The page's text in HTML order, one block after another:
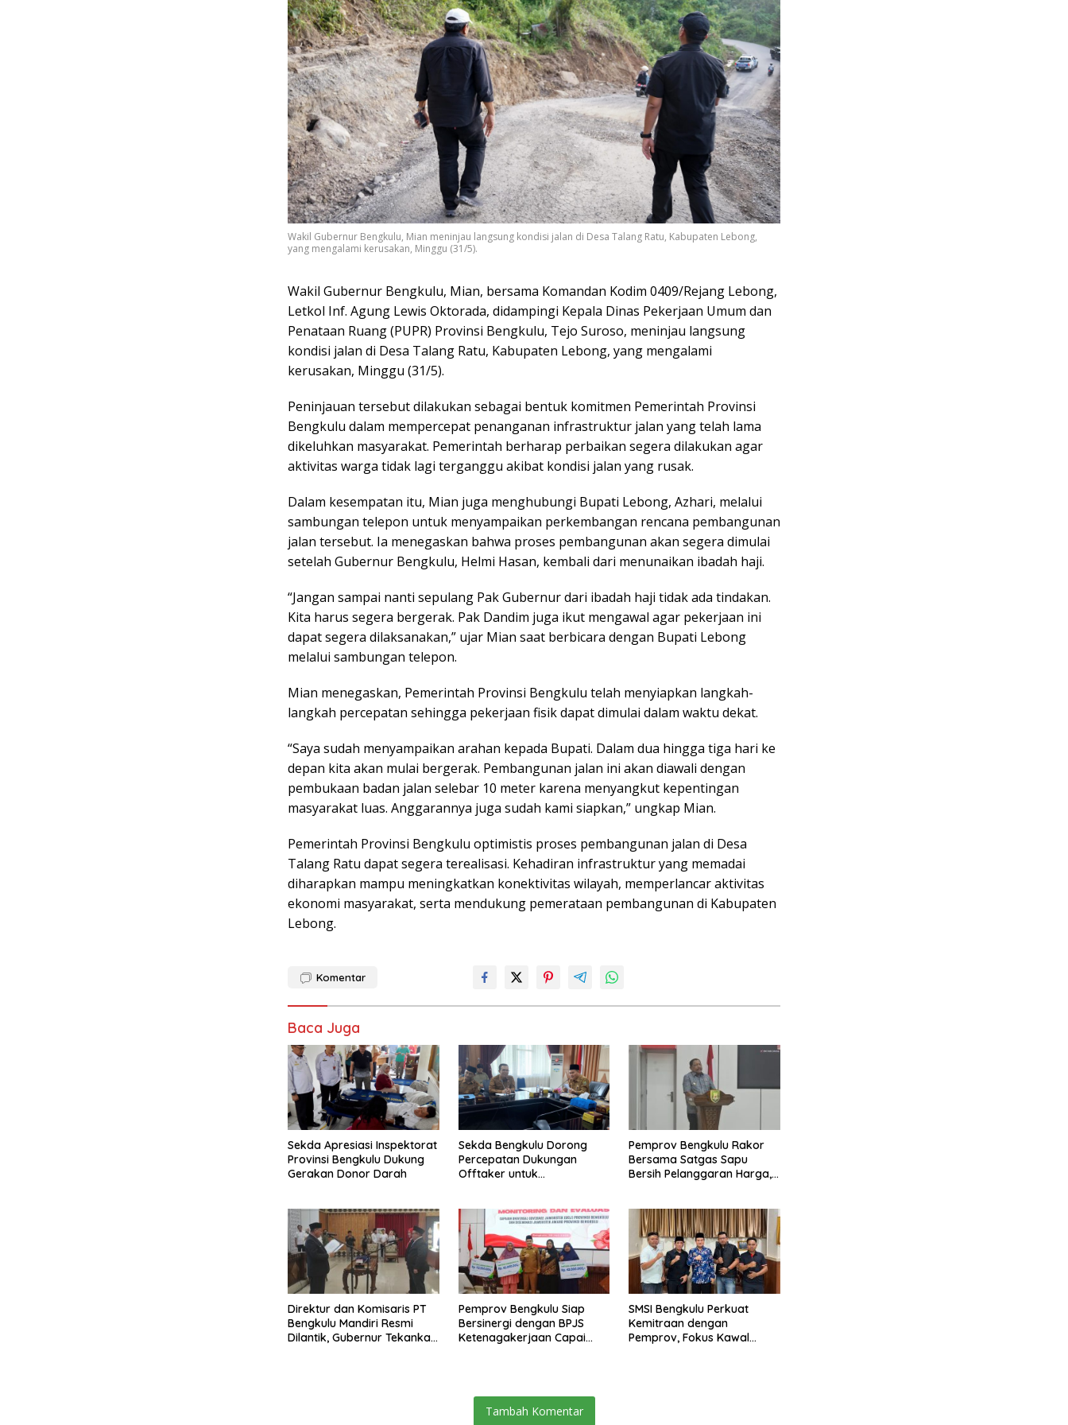
Wakil Gubernur Bengkulu, Mian meninjau langsung kondisi jalan di Desa Talang Ratu, Kabupaten Lebong,
yang mengalami kerusakan, Minggu (31/5).
Wakil Gubernur Bengkulu, Mian, bersama Komandan Kodim 0409/Rejang Lebong,
Letkol Inf. Agung Lewis Oktorada, didampingi Kepala Dinas Pekerjaan Umum dan
Penataan Ruang (PUPR) Provinsi Bengkulu, Tejo Suroso, meninjau langsung
kondisi jalan di Desa Talang Ratu, Kabupaten Lebong, yang mengalami
kerusakan, Minggu (31/5).
Peninjauan tersebut dilakukan sebagai bentuk komitmen Pemerintah Provinsi
Bengkulu dalam mempercepat penanganan infrastruktur jalan yang telah lama
dikeluhkan masyarakat. Pemerintah berharap perbaikan segera dilakukan agar
aktivitas warga tidak lagi terganggu akibat kondisi jalan yang rusak.
Dalam kesempatan itu, Mian juga menghubungi Bupati Lebong, Azhari, melalui
sambungan telepon untuk menyampaikan perkembangan rencana pembangunan
jalan tersebut. Ia menegaskan bahwa proses pembangunan akan segera dimulai
setelah Gubernur Bengkulu, Helmi Hasan, kembali dari menunaikan ibadah haji.
“Jangan sampai nanti sepulang Pak Gubernur dari ibadah haji tidak ada tindakan.
Kita harus segera bergerak. Pak Dandim juga ikut mengawal agar pekerjaan ini
dapat segera dilaksanakan,” ujar Mian saat berbicara dengan Bupati Lebong
melalui sambungan telepon.
Mian menegaskan, Pemerintah Provinsi Bengkulu telah menyiapkan langkah-
langkah percepatan sehingga pekerjaan fisik dapat dimulai dalam waktu dekat.
“Saya sudah menyampaikan arahan kepada Bupati. Dalam dua hingga tiga hari ke
depan kita akan mulai bergerak. Pembangunan jalan ini akan diawali dengan
pembukaan badan jalan selebar 10 meter karena menyangkut kepentingan
masyarakat luas. Anggarannya juga sudah kami siapkan,” ungkap Mian.
Pemerintah Provinsi Bengkulu optimistis proses pembangunan jalan di Desa
Talang Ratu dapat segera terealisasi. Kehadiran infrastruktur yang memadai
diharapkan mampu meningkatkan konektivitas wilayah, memperlancar aktivitas
ekonomi masyarakat, serta mendukung pemerataan pembangunan di Kabupaten
Lebong.
Komentar
Baca Juga
Sekda Apresiasi Inspektorat
Provinsi Bengkulu Dukung
Gerakan Donor Darah
Sekda Bengkulu Dorong
Percepatan Dukungan
Offtaker untuk
Pemprov Bengkulu Rakor
Bersama Satgas Sapu
Bersih Pelanggaran Harga,
Masih Jadi Sorotan
Direktur dan Komisaris PT
Bengkulu Mandiri Resmi
Dilantik, Gubernur Tekankan
Pemprov Bengkulu Siap
Bersinergi dengan BPJS
Ketenagakerjaan Capai
SMSI Bengkulu Perkuat
Kemitraan dengan
Pemprov, Fokus Kawal
Tambah Komentar